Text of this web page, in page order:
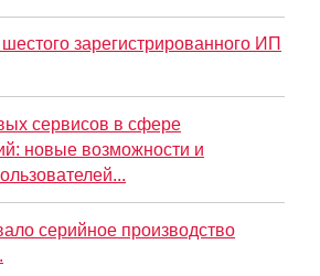
зарегистрированного ИП
сервисов в сфере
новые возможности и
серийное производство